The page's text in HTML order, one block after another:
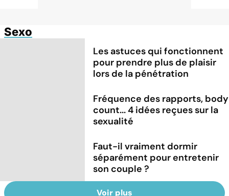
Sexo
Les astuces qui fonctionnent
pour prendre plus de plaisir
lors de la pénétration
Fréquence des rapports, body
count... 4 idées reçues sur la
sexualité
Faut-il vraiment dormir
séparément pour entretenir
son couple ?
Voir plus